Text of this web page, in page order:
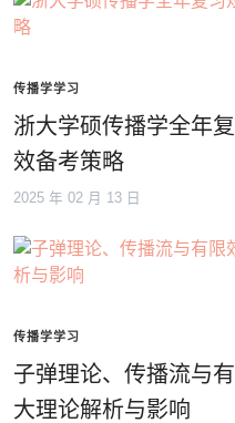
传播学学习
浙大学硕传播学全年
效备考策略
2025 年 02 月 13 日
传播学学习
子弹理论、传播流与
大理论解析与影响